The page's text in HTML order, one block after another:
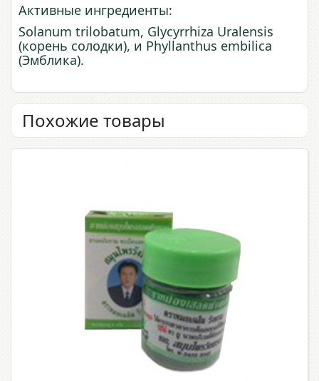
Активные ингредиенты:
Solanum trilobatum, Glycyrrhiza Uralensis
(корень солодки), и Phyllanthus embilica
(Эмблика).
Похожие товары